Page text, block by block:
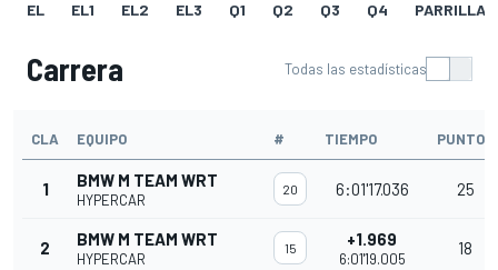
EL EL1 EL2 EL3 Q1 Q2 Q3 Q4 PARRILLA
Carrera Todas las estadísticas
CLA EQUIPO # TIEMPO PUNTOS
1 BMW M TEAM WRT
HYPERCAR
20 6:01'17.036 25
2 BMW M TEAM WRT
HYPERCAR
15 +1.969
6:01'19.005
18